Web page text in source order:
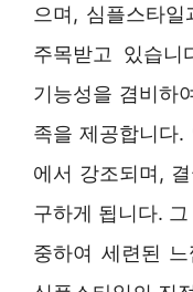
으며, 심플스타
주목받고 있습
기능성을 겸비하
족을 제공합니다
에서 강조되며,
구하게 됩니다.
중하여 세련된